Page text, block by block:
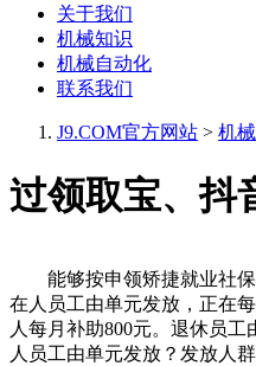
关于我们
机械知识
机械自动化
联系我们
J9.COM官方网站 > 机
过领取宝、抖
能够按申领矫捷就业社保
在人员工由单元发放，正在
人每月补助800元。退休员
人员工由单元发放？发放人